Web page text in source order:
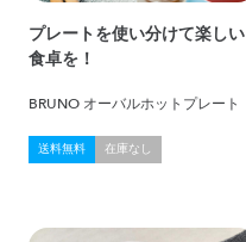
プレートを使い分けて楽しい
食卓を！
BRUNO オーバルホットプレート
送料無料 在庫なし